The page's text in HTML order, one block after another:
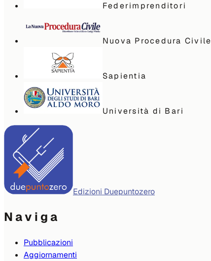
Federimprenditori
Nuova Procedura Civile
Sapientia
Università di Bari
Edizioni Duepuntozero
Naviga
Pubblicazioni
Aggiornamenti